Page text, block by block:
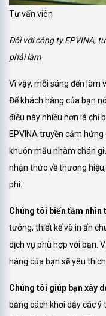
Tư vấn viên
Đối với công ty EPVINA,
phải làm
Vì vậy, mỗi sáng đến làm
Để khách hàng của bạn
điều này nhiều hơn là chỉ
EPVINA truyền cảm
khuôn mẫu nhàm chán
nhận thức về thương
phí.
Chúng tôi biến tầm nhìn
tưởng, thiết kế và in ấn
dịch vụ phù hợp với bạn.
hàng của bạn sẽ yêu
Chúng tôi giúp bạn xây
bằng cách khơi dậy các